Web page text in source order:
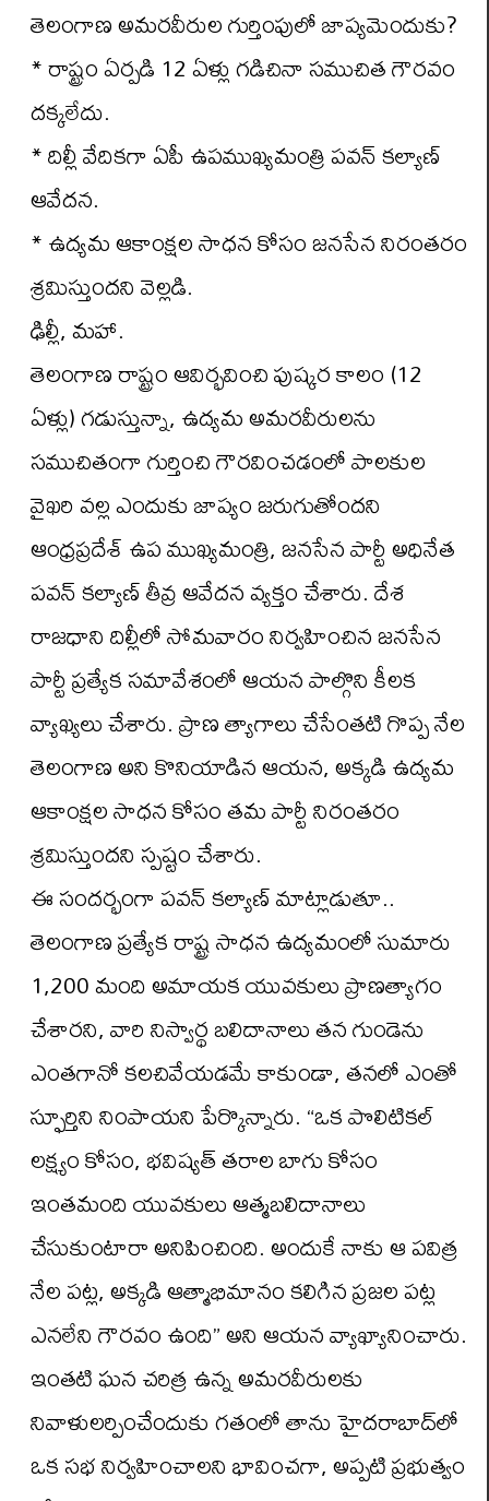
తెలంగాణ అమరవీరుల గుర్తింపులో జాప్యమెందుకు?
* రాష్ట్రం ఏర్పడి 12 ఏళ్లు గడిచినా సముచిత గౌరవం
దక్కలేదు.
* దిల్లీ వేదికగా ఏపీ ఉపముఖ్యమంత్రి పవన్ కల్యాణ్
ఆవేదన.
* ఉద్యమ ఆకాంక్షల సాధన కోసం జనసేన నిరంతరం
శ్రమిస్తుందని వెల్లడి.
ఢిల్లీ, మహా.
తెలంగాణ రాష్ట్రం ఆవిర్భవించి పుష్కర కాలం (12
ఏళ్లు) గడుస్తున్నా, ఉద్యమ అమరవీరులను
సముచితంగా గుర్తించి గౌరవించడంలో పాలకుల
వైఖరి వల్ల ఎందుకు జాప్యం జరుగుతోందని
ఆంధ్రప్రదేశ్ ఉప ముఖ్యమంత్రి, జనసేన పార్టీ అధినేత
పవన్ కల్యాణ్ తీవ్ర ఆవేదన వ్యక్తం చేశారు. దేశ
రాజధాని దిల్లీలో సోమవారం నిర్వహించిన జనసేన
పార్టీ ప్రత్యేక సమావేశంలో ఆయన పాల్గొని కీలక
వ్యాఖ్యలు చేశారు. ప్రాణ త్యాగాలు చేసేంతటి గొప్ప నేల
తెలంగాణ అని కొనియాడిన ఆయన, అక్కడి ఉద్యమ
ఆకాంక్షల సాధన కోసం తమ పార్టీ నిరంతరం
శ్రమిస్తుందని స్పష్టం చేశారు.
ఈ సందర్భంగా పవన్ కల్యాణ్ మాట్లాడుతూ..
తెలంగాణ ప్రత్యేక రాష్ట్ర సాధన ఉద్యమంలో సుమారు
1,200 మంది అమాయక యువకులు ప్రాణత్యాగం
చేశారని, వారి నిస్వార్థ బలిదానాలు తన గుండెను
ఎంతగానో కలచివేయడమే కాకుండా, తనలో ఎంతో
స్ఫూర్తిని నింపాయని పేర్కొన్నారు. “ఒక పొలిటికల్
లక్ష్యం కోసం, భవిష్యత్ తరాల బాగు కోసం
ఇంతమంది యువకులు ఆత్మబలిదానాలు
చేసుకుంటారా అనిపించింది. అందుకే నాకు ఆ పవిత్ర
నేల పట్ల, అక్కడి ఆత్మాభిమానం కలిగిన ప్రజల పట్ల
ఎనలేని గౌరవం ఉంది” అని ఆయన వ్యాఖ్యానించారు.
ఇంతటి ఘన చరిత్ర ఉన్న అమరవీరులకు
నివాళులర్పించేందుకు గతంలో తాను హైదరాబాద్‌లో
ఒక సభ నిర్వహించాలని భావించగా, అప్పటి ప్రభుత్వం